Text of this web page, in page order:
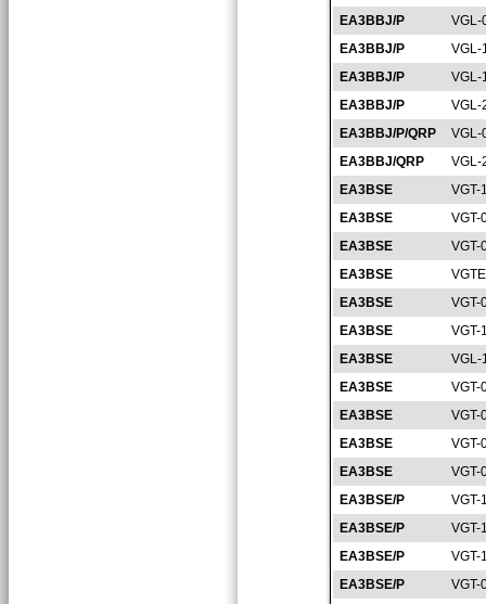
EA3BBJ/P
VGL-
EA3BBJ/P
VGL-
EA3BBJ/P
VGL-
EA3BBJ/P
VGL-
EA3BBJ/P/QRP
VGL-
EA3BBJ/QRP
VGL-
EA3BSE
VGT-
EA3BSE
VGT-
EA3BSE
VGT-
EA3BSE
EA3BSE
VGT-
EA3BSE
VGT-
EA3BSE
VGL-
EA3BSE
VGT-
EA3BSE
VGT-
EA3BSE
VGT-
EA3BSE
VGT-
EA3BSE/P
VGT-
EA3BSE/P
VGT-
EA3BSE/P
VGT-
EA3BSE/P
VGT-